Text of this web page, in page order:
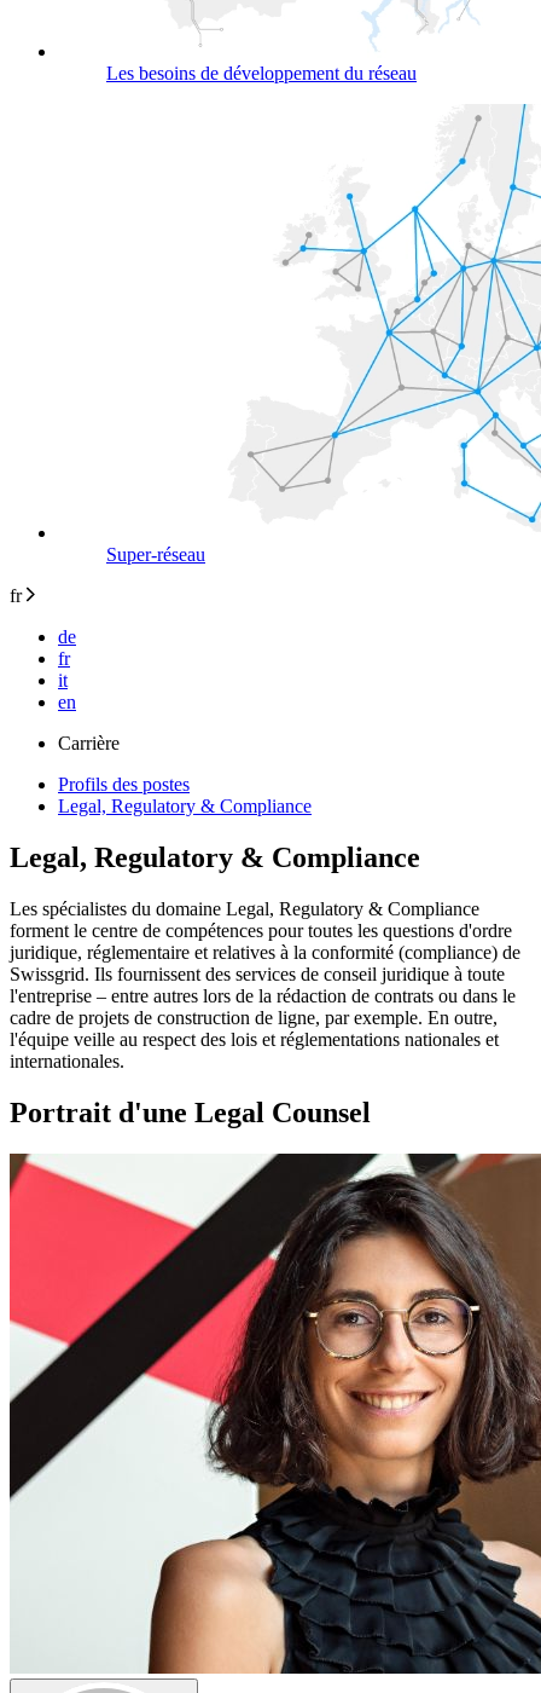
Les besoins de développement du réseau
Super-réseau
fr
de
fr
it
en
Carrière
Profils des postes
Legal, Regulatory & Compliance
Legal, Regulatory & Compliance
Les spécialistes du domaine Legal, Regulatory & Compliance
forment le centre de compétences pour toutes les questions d'ordre
juridique, réglementaire et relatives à la conformité (compliance) de
Swissgrid. Ils fournissent des services de conseil juridique à toute
l'entreprise – entre autres lors de la rédaction de contrats ou dans le
cadre de projets de construction de ligne, par exemple. En outre,
l'équipe veille au respect des lois et réglementations nationales et
internationales.
Portrait d'une Legal Counsel